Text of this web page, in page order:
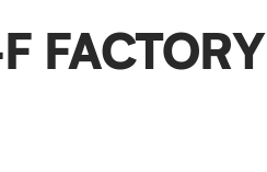
FACTORY